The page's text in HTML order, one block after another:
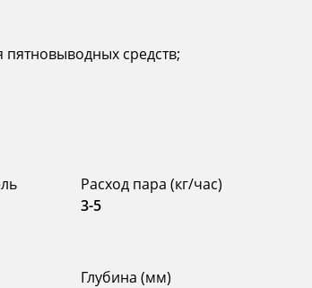
средств;
Расход пара (кг/час)
3-5
Глубина (мм)